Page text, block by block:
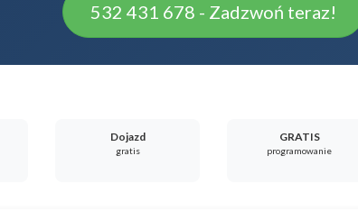
532 431 678 - Zadzwoń teraz!
Dojazd
gratis
GRATIS
programowanie